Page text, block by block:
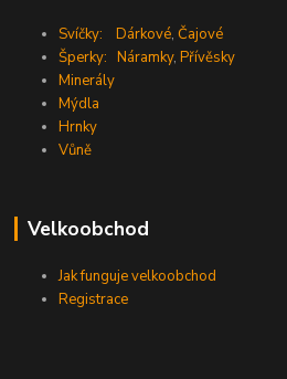
Svíčky: Dárkové,Čajové
Šperky: Náramky,Přívěsky
Minerály
Mýdla
Hrnky
Vůně
Velkoobchod
Jak funguje velkoobchod
Registrace